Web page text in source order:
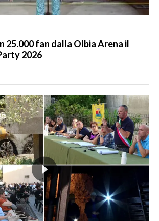
25.000 fan dalla Olbia Arena il
2026